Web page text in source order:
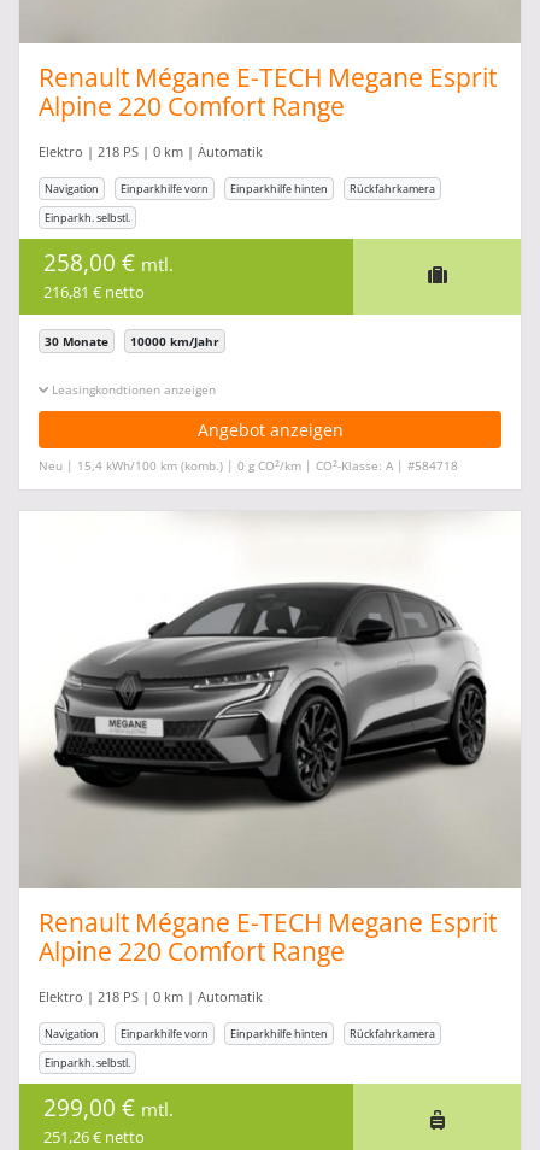
Renault Mégane E-TECH Megane Esprit
Alpine 220 Comfort Range
Elektro | 218 PS | 0 km | Automatik
Navigation Einparkhilfe vorn Einparkhilfe hinten
Rückfahrkamera
Einparkh. selbstl.
258,00 € mtl.
216,81 € netto
30 Monate 10000 km/Jahr
Leasingkonditionen ein-/ausblenden
Angebot anzeigen
Neu | 15,4 kWh/100 km (komb.) | 0 g CO2/km | CO2-Klasse: A | #584718
Renault Mégane E-TECH Megane Esprit
Alpine 220 Comfort Range
Elektro | 218 PS | 0 km | Automatik
Navigation Einparkhilfe vorn Einparkhilfe hinten
Rückfahrkamera
Einparkh. selbstl.
299,00 € mtl.
251,26 € netto